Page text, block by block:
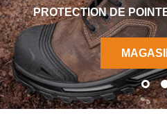
PROTECTION DE